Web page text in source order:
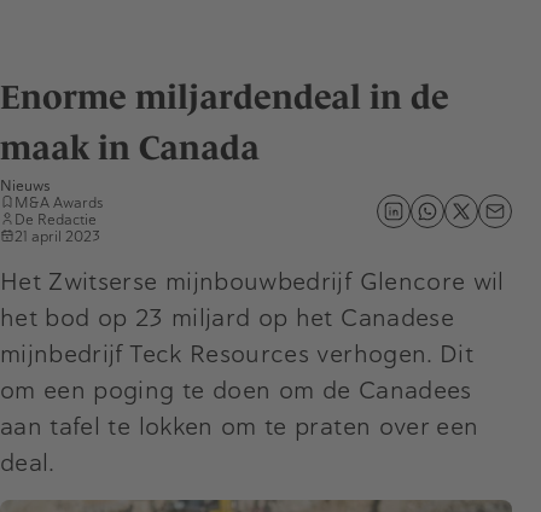
Enorme miljardendeal in de
maak in Canada
Nieuws
M&A Awards
De Redactie
21 april 2023
Het Zwitserse mijnbouwbedrijf Glencore wil
het bod op 23 miljard op het Canadese
mijnbedrijf Teck Resources verhogen. Dit
om een poging te doen om de Canadees
aan tafel te lokken om te praten over een
deal.